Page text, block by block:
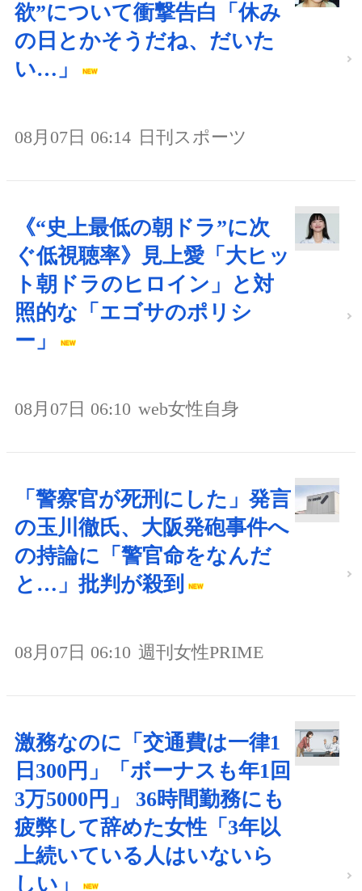
欲”について衝撃告白「休み
の日とかそうだね、だいた
い…」
08月07日 06:14 日刊スポーツ
《“史上最低の朝ドラ”に次
ぐ低視聴率》見上愛「大ヒッ
ト朝ドラのヒロイン」と対
照的な「エゴサのポリシ
ー」
08月07日 06:10 web女性自身
「警察官が死刑にした」発言
の玉川徹氏、大阪発砲事件へ
の持論に「警官命をなんだ
と…」批判が殺到
08月07日 06:10 週刊女性PRIME
激務なのに「交通費は一律1
日300円」「ボーナスも年1回
3万5000円」 36時間勤務にも
疲弊して辞めた女性「3年以
上続いている人はいないら
しい」